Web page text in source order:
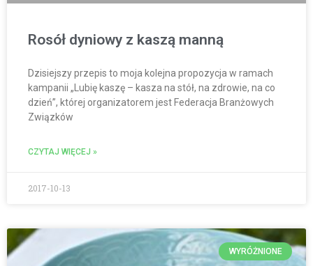
Rosół dyniowy z kaszą manną
Dzisiejszy przepis to moja kolejna propozycja w ramach
kampanii „Lubię kaszę – kasza na stół, na zdrowie, na co
dzień”, której organizatorem jest Federacja Branżowych
Związków
CZYTAJ WIĘCEJ »
2017-10-13
WYRÓŻNIONE